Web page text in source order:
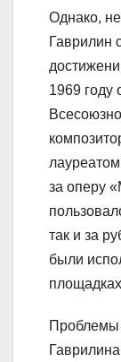
Однако,
Гаврилин
1969 году
за оперу
так и за
были
Проблемы